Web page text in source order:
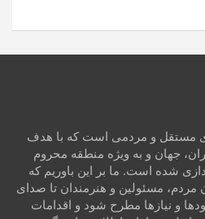
مستقل و مردمی است که با هدف
جهان و به ویژه منطقه محروم
شده است. ما بر این باوریم که
مردم، مسئولین و هنرمندان تا صدای
و نیازها مطرح شود و اقدامات